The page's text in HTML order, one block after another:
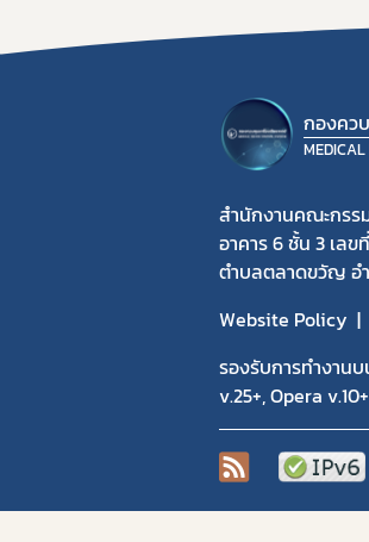
กองคว
สำนักงานคณะกรร
อาคาร 6 ชั้น 3 เล
ตำบลตลาดขวัญ อ
Website Policy
รองรับการทำงาน
v.25+, Opera v.10+